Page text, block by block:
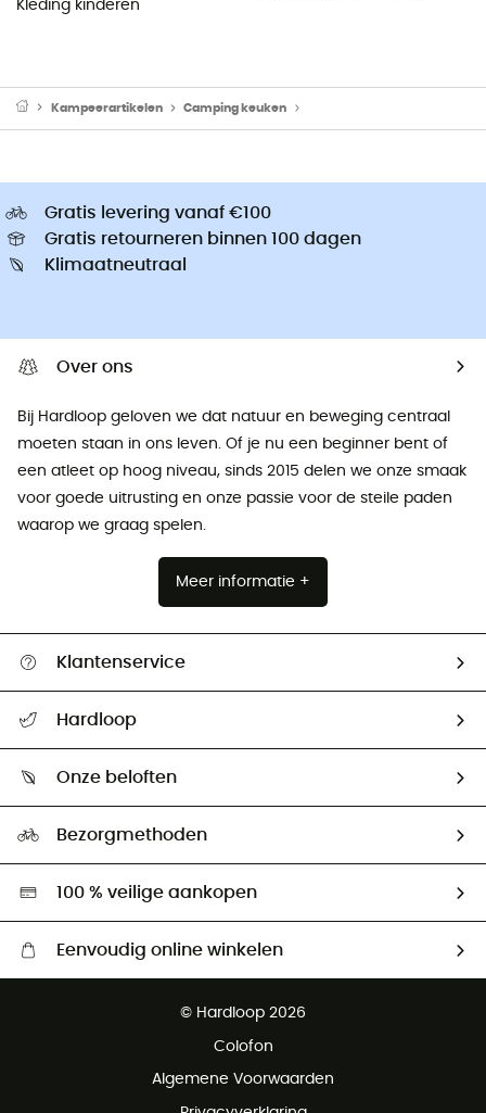
Kleding kinderen
Kampeerartikelen Camping keuken
Gratis levering vanaf €100
Gratis retourneren binnen 100 dagen
Klimaatneutraal
Over ons
Bij Hardloop geloven we dat natuur en beweging centraal
moeten staan ​​in ons leven. Of je nu een beginner bent of
een atleet op hoog niveau, sinds 2015 delen we onze smaak
voor goede uitrusting en onze passie voor de steile paden
waarop we graag spelen.
Meer informatie +
Klantenservice
Retourzendingen & Terugbetalingen
Hardloop
Ambassadeurs
Onze beloften
Hardgreen
Bezorgmethoden
100 % veilige aankopen
Eenvoudig online winkelen
Gratis retourneren binnen 100 dagen
© Hardloop 2026
Colofon
Algemene Voorwaarden